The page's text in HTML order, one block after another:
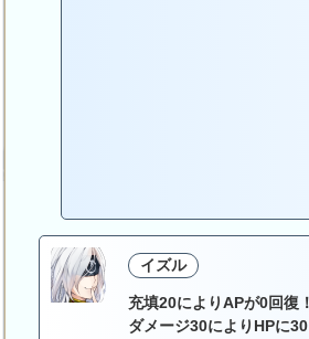
イズル
充填20によりAPが0回復！
ダメージ30によりHPに30